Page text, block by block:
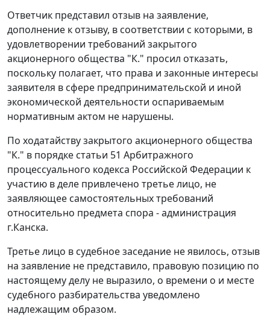
Ответчик представил отзыв на заявление,
дополнение к отзыву, в соответствии с которыми, в
удовлетворении требований закрытого
акционерного общества "К." просил отказать,
поскольку полагает, что права и законные интересы
заявителя в сфере предпринимательской и иной
экономической деятельности оспариваемым
нормативным актом не нарушены.
По ходатайству закрытого акционерного общества
"К." в порядке статьи 51 Арбитражного
процессуального кодекса Российской Федерации к
участию в деле привлечено третье лицо, не
заявляющее самостоятельных требований
относительно предмета спора - администрация
г.Канска.
Третье лицо в судебное заседание не явилось, отзыв
на заявление не представило, правовую позицию по
настоящему делу не выразило, о времени о и месте
судебного разбирательства уведомлено
надлежащим образом.